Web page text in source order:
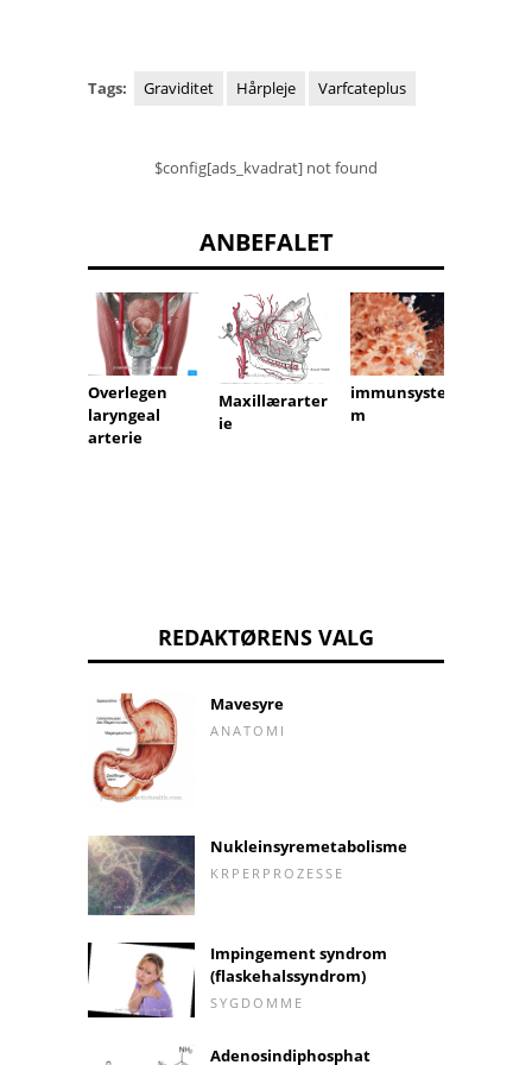
Tags: Graviditet Hårpleje Varfcateplus
$config[ads_kvadrat] not found
ANBEFALET
Overlegen
laryngeal
arterie
Maxillærarter
ie
immunsyste
m
REDAKTØRENS VALG
Mavesyre
ANATOMI
Nukleinsyremetabolisme
KRPERPROZESSE
Impingement syndrom
(flaskehalssyndrom)
SYGDOMME
Adenosindiphosphat